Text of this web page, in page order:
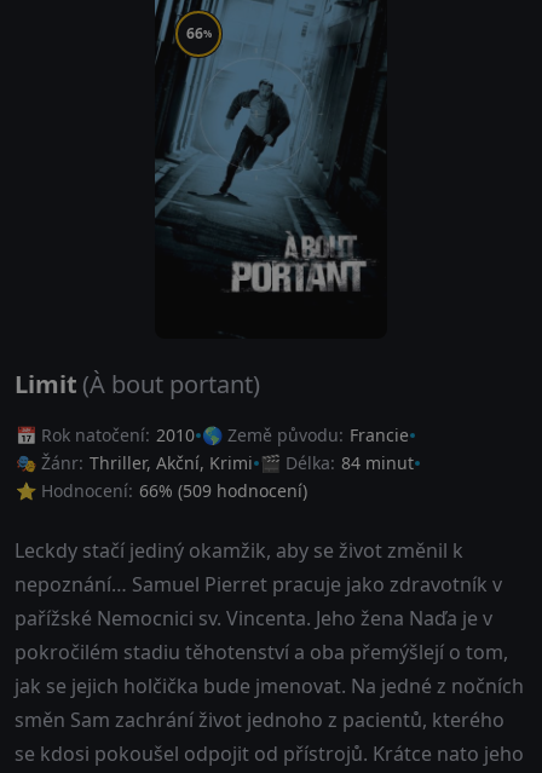
66%
Limit (À bout portant)
📅 Rok natočení: 2010 🌎 Země původu: Francie
🎭 Žánr: Thriller, Akční, Krimi 🎬 Délka: 84 minut
⭐ Hodnocení: 66% (509 hodnocení)
Leckdy stačí jediný okamžik, aby se život změnil k
nepoznání… Samuel Pierret pracuje jako zdravotník v
pařížské Nemocnici sv. Vincenta. Jeho žena Naďa je v
pokročilém stadiu těhotenství a oba přemýšlejí o tom,
jak se jejich holčička bude jmenovat. Na jedné z nočních
směn Sam zachrání život jednoho z pacientů, kterého
se kdosi pokoušel odpojit od přístrojů. Krátce nato jeho